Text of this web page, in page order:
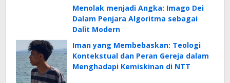
Menolak menjadi Angka: Imago Dei
Dalam Penjara Algoritma sebagai
Dalit Modern
Iman yang Membebaskan: Teologi
Kontekstual dan Peran Gereja dalam
Menghadapi Kemiskinan di NTT